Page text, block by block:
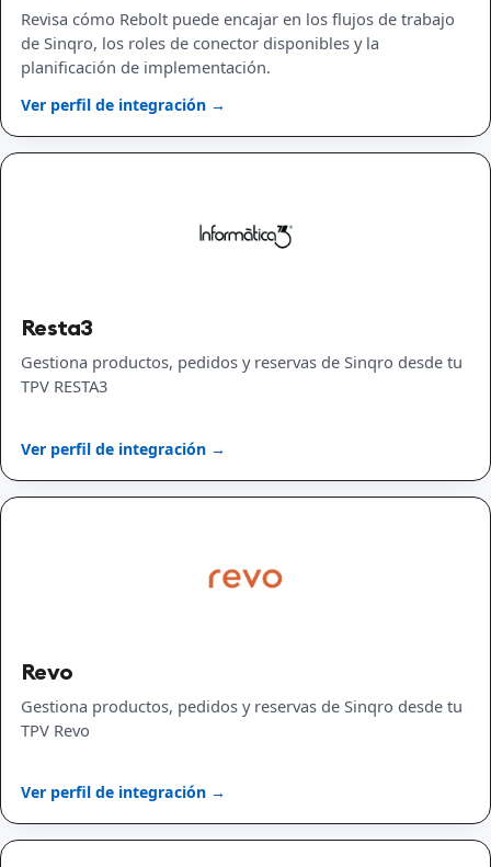
Revisa cómo Rebolt puede encajar en los flujos de trabajo
de Sinqro, los roles de conector disponibles y la
planificación de implementación.
Ver perfil de integración →
Resta3
Gestiona productos, pedidos y reservas de Sinqro desde tu
TPV RESTA3
Ver perfil de integración →
Revo
Gestiona productos, pedidos y reservas de Sinqro desde tu
TPV Revo
Ver perfil de integración →